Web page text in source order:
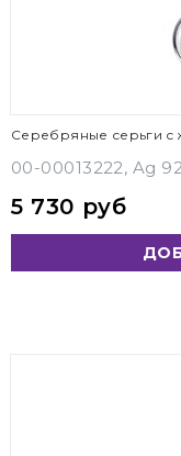
Серебряные серьги с
00-00013222, Ag
5 730 руб